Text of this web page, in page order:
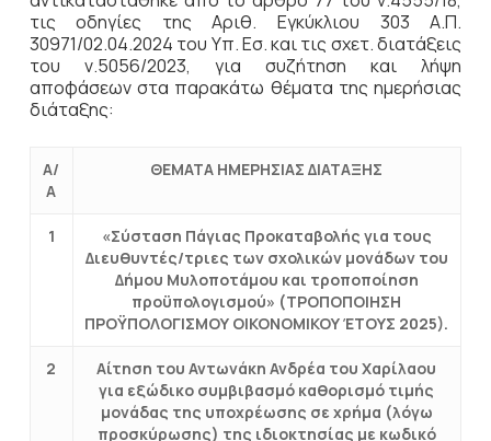
τις οδηγίες της Αριθ. Εγκύκλιου 303 Α.Π.
30971/02.04.2024 του Υπ. Εσ. και τις σχετ. διατάξεις
του ν.5056/2023, για συζήτηση και λήψη
αποφάσεων στα παρακάτω θέματα της ημερήσιας
διάταξης:
Α/
Α
ΘΕΜΑΤΑ ΗΜΕΡΗΣΙΑΣ ΔΙΑΤΑΞΗΣ
1
«Σύσταση Πάγιας Προκαταβολής για τους
Διευθυντές/τριες των σχολικών μονάδων του
Δήμου Μυλοποτάμου και τροποποίηση
προϋπολογισμού» (ΤΡΟΠΟΠΟΙΗΣΗ
ΠΡΟΫΠΟΛΟΓΙΣΜΟΥ ΟΙΚΟΝΟΜΙΚΟΥ ΈΤΟΥΣ 2025).
2
Αίτηση του Αντωνάκη Ανδρέα του Χαρίλαου
για εξώδικο συμβιβασμό καθορισμό τιμής
μονάδας της υποχρέωσης σε χρήμα (λόγω
προσκύρωσης) της ιδιοκτησίας με κωδικό